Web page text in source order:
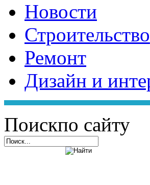
Новости
Строительство
Ремонт
Дизайн и
Поискпо сайту